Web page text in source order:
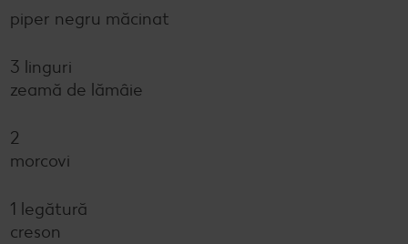
piper negru măcinat
3 linguri
zeamă de lămâie
2
morcovi
1 legătură
creson